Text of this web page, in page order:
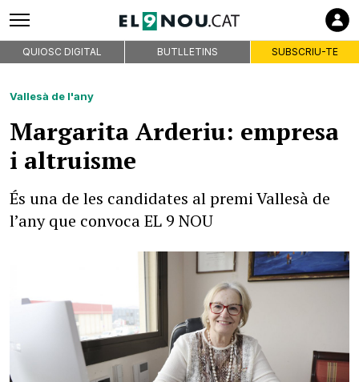
QUIOSC DIGITAL BUTLLETINS SUBSCRIU-TE
Vallesà de l'any
Margarita Arderiu: empresa
i altruisme
És una de les candidates al premi Vallesà de
l’any que convoca EL 9 NOU